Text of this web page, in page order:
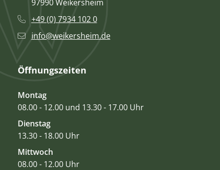
97990 Weikersheim
+49 (0) 7934 102 0
info@weikersheim.de
Öffnungszeiten
Montag
08.00 - 12.00 und 13.30 - 17.00 Uhr
Dienstag
13.30 - 18.00 Uhr
Mittwoch
08.00 - 12.00 Uhr